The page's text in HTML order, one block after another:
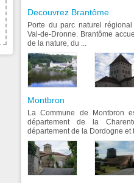
Decouvrez Brantôme
Porte du parc naturel
Val-de-Dronne. Brantôme
de la nature, du ...
Montbron
La Commune de Montbron
département de la
département de la Dordogne et